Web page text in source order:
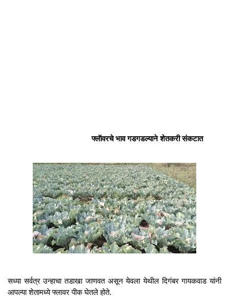
फ्लॅावरचे भाव गडगडल्याने शेतकरी संकटात
सध्या सर्वत्र उन्हाचा तडाखा जाणवत असून येवला येथील दिगंबर गायकवाड यांनी
आपल्या शेतामध्ये फ्लावर पीक घेतले होते.